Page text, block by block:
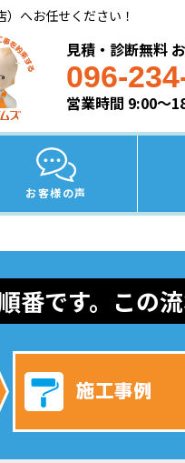
へお任せください！
見積・診断無料
096-
営業時間 9:00～
お客様の声
番です。この